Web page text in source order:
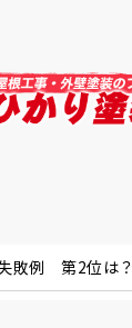
敗例 第2位は？